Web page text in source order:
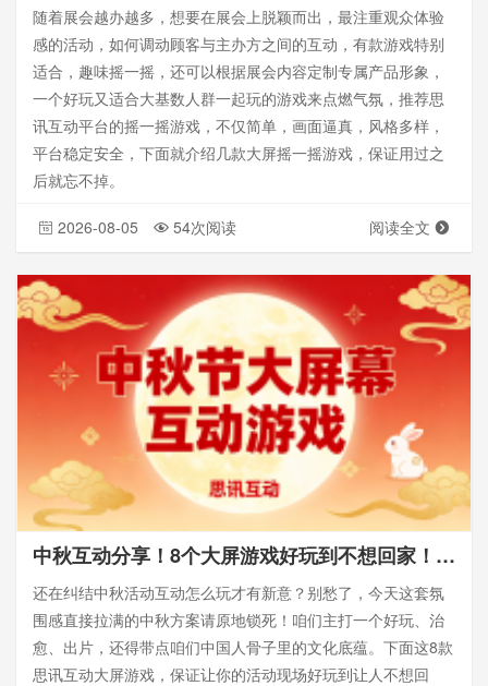
随着展会越办越多，想要在展会上脱颖而出，最注重观众体验
感的活动，如何调动顾客与主办方之间的互动，有款游戏特别
适合，趣味摇一摇，还可以根据展会内容定制专属产品形象，
一个好玩又适合大基数人群一起玩的游戏来点燃气氛，推荐思
讯互动平台的摇一摇游戏，不仅简单，画面逼真，风格多样，
平台稳定安全，下面就介绍几款大屏摇一摇游戏，保证用过之
后就忘不掉。
2026-08-05 54次阅读 阅读全文
中秋互动分享！8个大屏游戏好玩到不想回家！_思讯互动
还在纠结中秋活动互动怎么玩才有新意？别愁了，今天这套氛
围感直接拉满的中秋方案请原地锁死！咱们主打一个好玩、治
愈、出片，还得带点咱们中国人骨子里的文化底蕴。下面这8款
思讯互动大屏游戏，保证让你的活动现场好玩到让人不想回